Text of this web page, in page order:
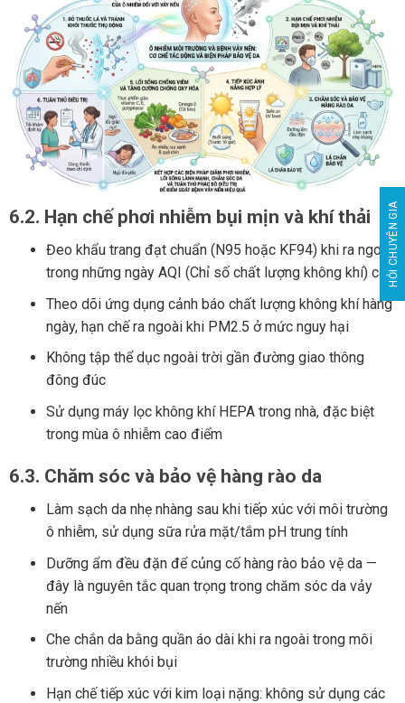
6.2. Hạn chế phơi nhiễm bụi mịn và khí thải
Đeo khẩu trang đạt chuẩn (N95 hoặc KF94) khi ra ngoài
trong những ngày AQI (Chỉ số chất lượng không khí) cao
Theo dõi ứng dụng cảnh báo chất lượng không khí hàng
ngày, hạn chế ra ngoài khi PM2.5 ở mức nguy hại
Không tập thể dục ngoài trời gần đường giao thông
đông đúc
Sử dụng máy lọc không khí HEPA trong nhà, đặc biệt
trong mùa ô nhiễm cao điểm
6.3. Chăm sóc và bảo vệ hàng rào da
Làm sạch da nhẹ nhàng sau khi tiếp xúc với môi trường
ô nhiễm, sử dụng sữa rửa mặt/tắm pH trung tính
Dưỡng ẩm đều đặn để củng cố hàng rào bảo vệ da —
đây là nguyên tắc quan trọng trong chăm sóc da vảy
nến
Che chắn da bằng quần áo dài khi ra ngoài trong môi
trường nhiều khói bụi
Hạn chế tiếp xúc với kim loại nặng: không sử dụng các
HỎI CHUYÊN GIA